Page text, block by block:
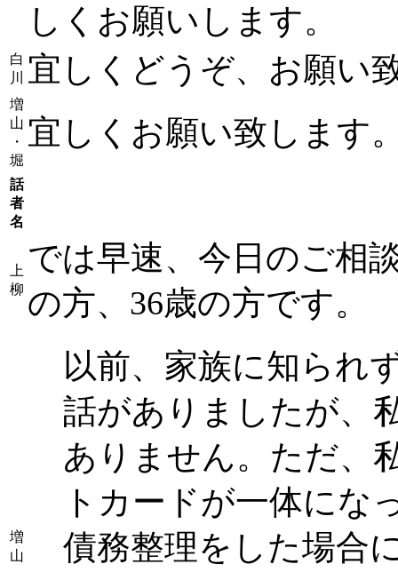
しくお願いします。
白
川
宜しくどうぞ、お願い
増
山
・
堀
宜しくお願い致します
話
者
名
上
柳
では早速、今日のご相
の方、36歳の方です。
増
山
以前、家族に知られ
話がありましたが、
ありません。ただ、
トカードが一体にな
債務整理をした場合